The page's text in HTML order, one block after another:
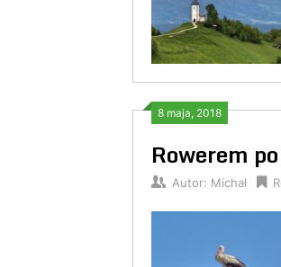
8 maja, 2018
Rowerem
Autor: Michał